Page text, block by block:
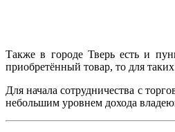
Также в городе Тверь есть и
приобретённый товар, то для
Для начала сотрудничества с
небольшим уровнем дохода